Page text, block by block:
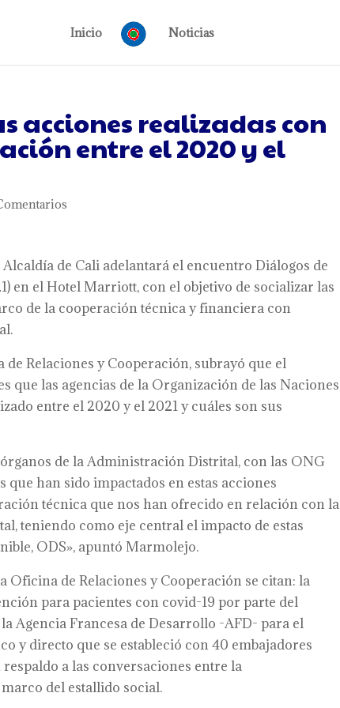
Inicio Noticias
acciones realizadas con
entre el 2020 y el
de Cali adelantará el encuentro Diálogos de
en el Hotel Marriott, con el objetivo de socializar las
de la cooperación técnica y financiera con
Relaciones y Cooperación, subrayó que el
que las agencias de la Organización de las Naciones
entre el 2020 y el 2021 y cuáles son sus
de la Administración Distrital, con las ONG
han sido impactados en estas acciones
técnica que nos han ofrecido en relación con la
teniendo como eje central el impacto de estas
ODS», apuntó Marmolejo.
Oficina de Relaciones y Cooperación se citan: la
para pacientes con covid-19 por parte del
Agencia Francesa de Desarrollo -AFD- para el
y directo que se estableció con 40 embajadores
a las conversaciones entre la
del estallido social.